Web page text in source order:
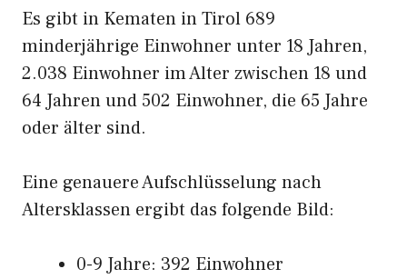
Es gibt in Kematen in Tirol 689
minderjährige Einwohner unter 18 Jahren,
2.038 Einwohner im Alter zwischen 18 und
64 Jahren und 502 Einwohner, die 65 Jahre
oder älter sind.
Eine genauere Aufschlüsselung nach
Altersklassen ergibt das folgende Bild:
0-9 Jahre: 392 Einwohner